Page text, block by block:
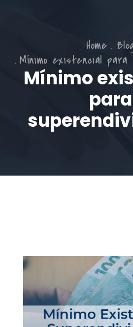
Home
Mínimo existencial para
Mínimo
para